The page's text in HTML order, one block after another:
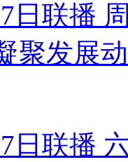
日联播
聚发展
日联播